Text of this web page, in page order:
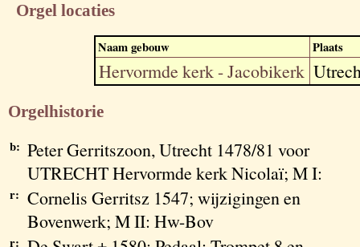
Orgel locaties
Naam gebouw Plaats
Hervormde kerk - Jacobikerk
Orgelhistorie
b: Peter Gerritszoon, Utrecht 1478/81 voor
UTRECHT Hervormde kerk Nicolaï; M I:
r: Cornelis Gerritsz 1547; wijzigingen en
Bovenwerk; M II: Hw-Bov
r: